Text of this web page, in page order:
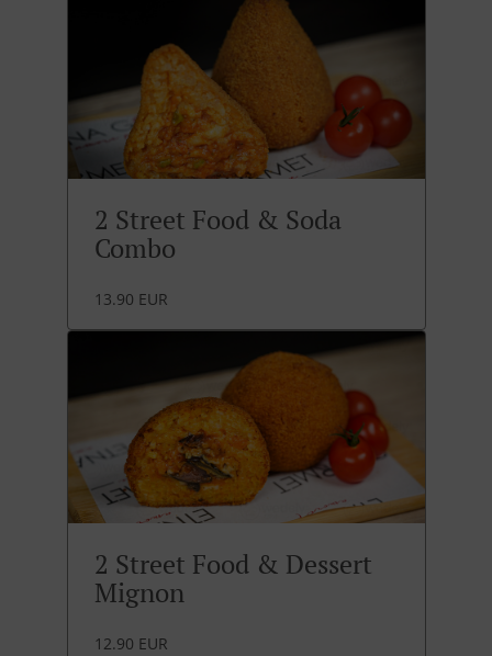
2 Street Food & Soda
Combo
13.90 EUR
2 Street Food & Dessert
Mignon
12.90 EUR